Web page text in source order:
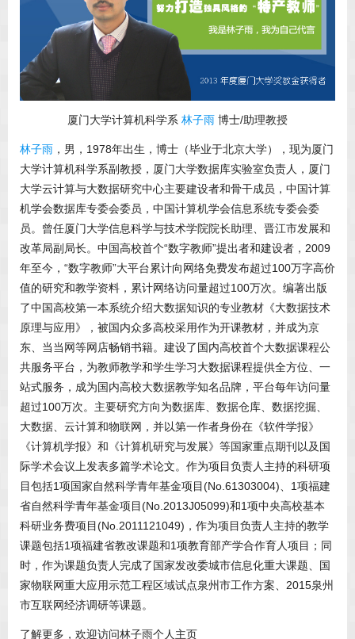
厦门大学计算机科学系 林子雨 博士/助理教授
林子雨 ，男，1978年出生，博士（毕业于北京大学），现为厦门
大学计算机科学系副教授，厦门大学数据库实验室负责人，厦门
大学云计算与大数据研究中心主要建设者和骨干成员，中国计算
机学会数据库专委会委员，中国计算机学会信息系统专委会委
员。曾任厦门大学信息科学与技术学院院长助理、晋江市发展和
改革局副局长。中国高校首个“数字教师”提出者和建设者，2009
年至今，“数字教师”大平台累计向网络免费发布超过100万字高价
值的研究和教学资料，累计网络访问量超过100万次。编著出版
了中国高校第一本系统介绍大数据知识的专业教材《大数据技术
原理与应用》，被国内众多高校采用作为开课教材，并成为京
东、当当网等网店畅销书籍。建设了国内高校首个大数据课程公
共服务平台，为教师教学和学生学习大数据课程提供全方位、一
站式服务，成为国内高校大数据教学知名品牌，平台每年访问量
超过100万次。主要研究方向为数据库、数据仓库、数据挖掘、
大数据、云计算和物联网，并以第一作者身份在《软件学报》
《计算机学报》和《计算机研究与发展》等国家重点期刊以及国
际学术会议上发表多篇学术论文。作为项目负责人主持的科研项
目包括1项国家自然科学青年基金项目(No.61303004)、1项福建
省自然科学青年基金项目(No.2013J05099)和1项中央高校基本
科研业务费项目(No.2011121049)，作为项目负责人主持的教学
课题包括1项福建省教改课题和1项教育部产学合作育人项目；同
时，作为课题负责人完成了国家发改委城市信息化重大课题、国
家物联网重大应用示范工程区域试点泉州市工作方案、2015泉州
市互联网经济调研等课题。
了解更多，欢迎访问林子雨个人主页